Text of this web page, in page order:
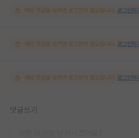
해당 댓글을 보려면 로그인이 필요합니다. 로그인하
해당 댓글을 보려면 로그인이 필요합니다. 로그인하
해당 댓글을 보려면 로그인이 필요합니다. 로그인하
댓글쓰기